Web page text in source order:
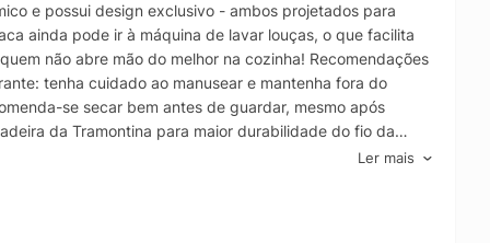
e possui design exclusivo - ambos projetados para
ainda pode ir à máquina de lavar louças, o que facilita
não abre mão do melhor na cozinha! Recomendações
tenha cuidado ao manusear e mantenha fora do
se secar bem antes de guardar, mesmo após
da Tramontina para maior durabilidade do fio da
sempre sua faca afiada utilizando os afiadores da
vigentes. - Foto meramente ilustrativa.
a dia; - A lâmina de aço inox têm maior durabilidade do fio
garantindo durabilidade e higiene.
Ler mais